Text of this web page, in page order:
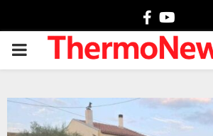
Facebook
PRIMARY